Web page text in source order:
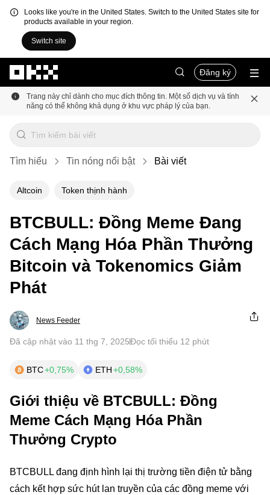
Looks like you're in the United States. Switch to the United States site for
products available in your region.
Switch site
Đăng ký
Trang này chỉ dành cho mục đích thông tin. Một số dịch vụ và tính
năng có thể không khả dụng ở khu vực pháp lý của bạn.
Tìm hiểu Tin nóng nổi bật Bài viết
Altcoin Token thịnh hành
BTCBULL: Đồng Meme Đang
Cách Mạng Hóa Phần Thưởng
Bitcoin và Tokenomics Giảm
Phát
News Feeder
Đã cập nhật vào 11 thg 7, 2025Đọc tối thiểu 12 phút
BTC+0,75% ETH+0,58%
Giới thiệu về BTCBULL: Đồng
Meme Cách Mạng Hóa Phần
Thưởng Crypto
BTCBULL đang định hình lại thị trường tiền điện tử bằng
cách kết hợp sức hút lan truyền của các đồng meme với